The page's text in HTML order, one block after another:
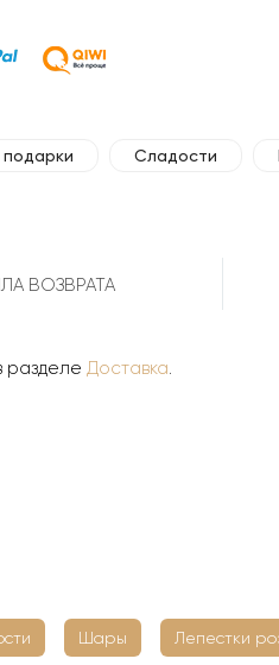
Сладости
ВОЗВРАТА
разделе Доставка.
Шары Лепестки